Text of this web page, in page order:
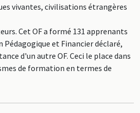
vivantes, civilisations étrangères
Cet OF a formé 131 apprenants
Pédagogique et Financier déclaré,
d'un autre OF. Ceci le place dans
de formation en termes de